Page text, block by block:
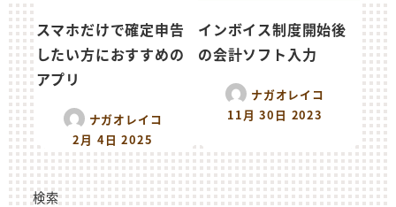
スマホだけで確定申告
したい方におすすめの
アプリ
ナガオレイコ
2月 4日 2025
インボイス制度開始後
の会計ソフト入力
ナガオレイコ
11月 30日 2023
検索